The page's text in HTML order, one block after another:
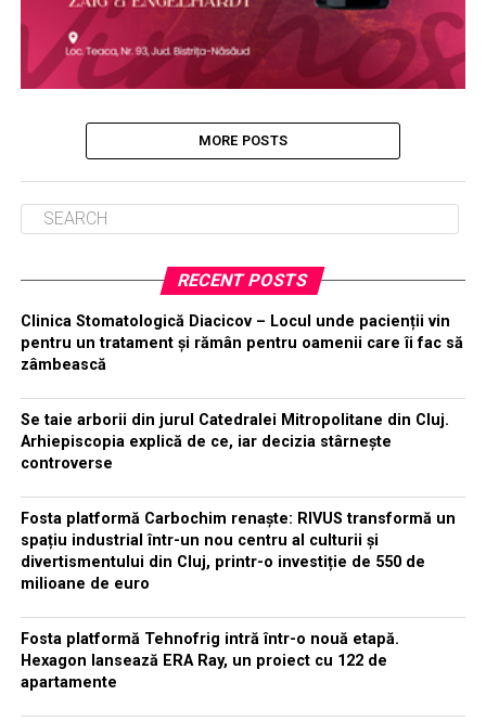
MORE POSTS
RECENT POSTS
Clinica Stomatologică Diacicov – Locul unde pacienții vin
pentru un tratament și rămân pentru oamenii care îi fac să
zâmbească
Se taie arborii din jurul Catedralei Mitropolitane din Cluj.
Arhiepiscopia explică de ce, iar decizia stârnește
controverse
Fosta platformă Carbochim renaște: RIVUS transformă un
spațiu industrial într-un nou centru al culturii și
divertismentului din Cluj, printr-o investiție de 550 de
milioane de euro
Fosta platformă Tehnofrig intră într-o nouă etapă.
Hexagon lansează ERA Ray, un proiect cu 122 de
apartamente